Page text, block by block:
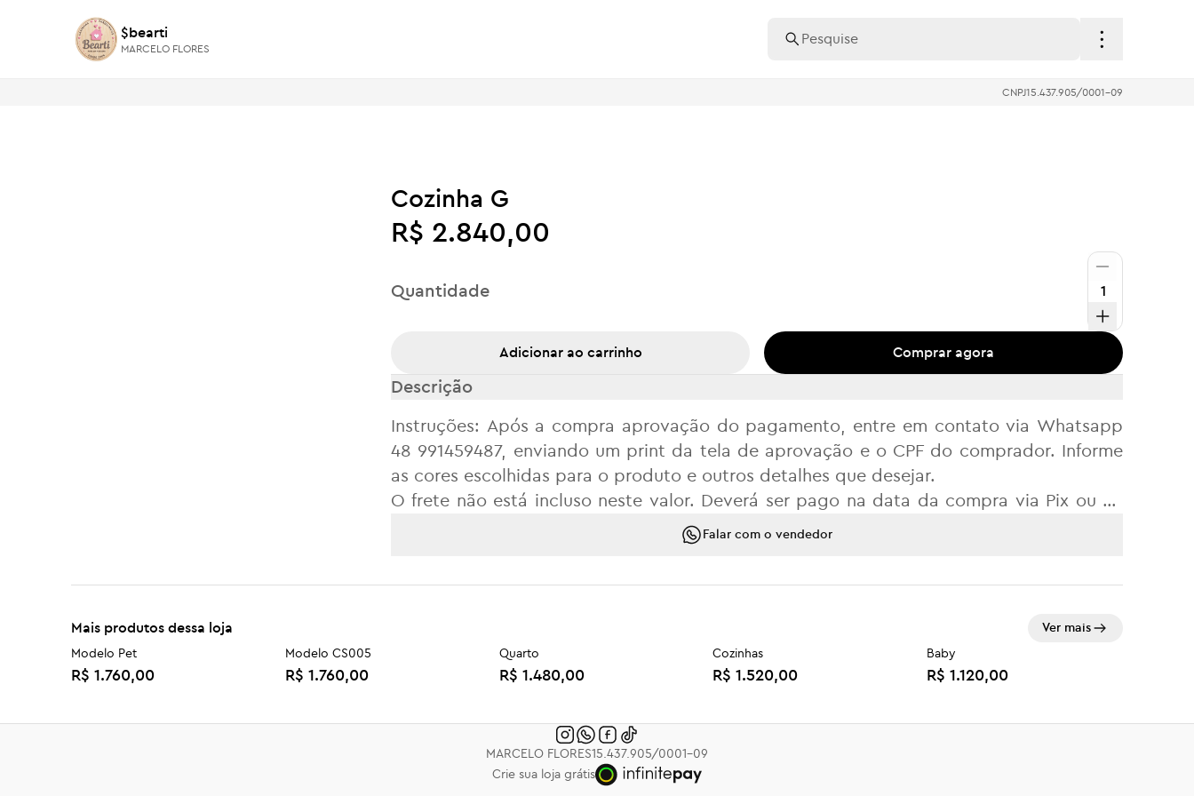
$bearti
MARCELO FLORES
$bearti
MARCELO FLORES
CNPJ15.437.905/0001-09
Cozinha G
R$ 2.840,00
Quantidade
Comprar agora
Adicionar ao carrinho
Descrição
Instruções: Após a compra aprovação do pagamento, entre em contato via Whatsapp
48 991459487, enviando um print da tela de aprovação e o CPF do comprador. Informe
as cores escolhidas para o produto e outros detalhes que desejar.
O frete não está incluso neste valor. Deverá ser pago na data da compra via Pix ou no
cartão via link de pagamento que será enviado juntamente com cópia do pedido que
Falar com o vendedor
Mais produtos dessa loja Ver mais
Modelo Pet
R$ 1.760,00
Modelo CS005
R$ 1.760,00
Quarto
R$ 1.480,00
Cozinhas
R$ 1.520,00
Baby
R$ 1.120,00
MARCELO FLORES15.437.905/0001-09
Crie sua loja grátis